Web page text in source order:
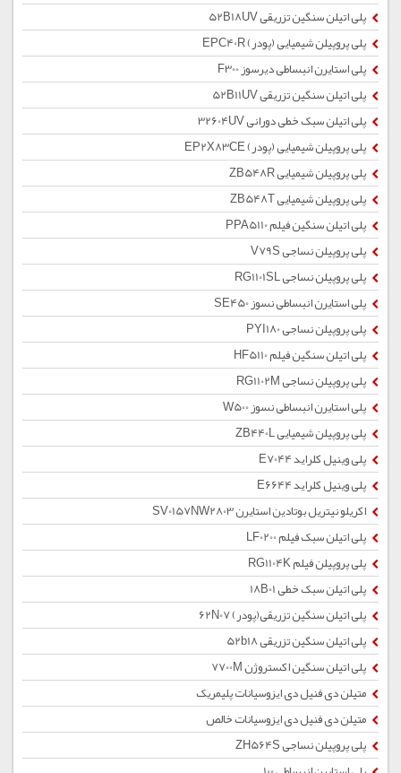
پلی اتیلن سنگین تزریقی 52B18UV
پلی پروپیلن شیمیایی (پودر) EPC40R
پلی استایرن انبساطی دیرسوز F300
پلی اتیلن سنگین تزریقی 52B11UV
پلی اتیلن سبک خطی دورانی 32604UV
پلی پروپیلن شیمیایی (پودر) EP2X83CE
پلی پروپیلن شیمیایی ZB548R
پلی پروپیلن شیمیایی ZB548T
پلی اتیلن سنگین فیلم PPA5110
پلی پروپیلن نساجی V79S
پلی پروپیلن نساجی RG1101SL
پلی استایرن انبساطی نسوز SE450
پلی پروپیلن نساجی PYI180
پلی اتیلن سنگین فیلم HF5110
پلی پروپیلن نساجی RG1102M
پلی استایرن انبساطی نسوز W500
پلی پروپیلن شیمیایی ZB440L
پلی وینیل کلراید E7044
پلی وینیل کلراید E6644
اکریلو نیتریل بوتادین استایرن SV0157NW2803
پلی اتیلن سبک فیلم LF0200
پلی پروپیلن فیلم RG1104K
پلی اتیلن سبک خطی 18B01
پلی اتیلن سنگین تزریقی(پودر) 62N07
پلی اتیلن سنگین تزریقی 52b18
پلی اتیلن سنگین اکستروژن 7700M
متیلن دی فنیل دی ایزوسیانات پلیمریک
متیلن دی فنیل دی ایزوسیانات خالص
پلی پروپیلن نساجی ZH564S